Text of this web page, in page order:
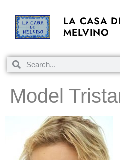
LA CASA
MELVINO
Model